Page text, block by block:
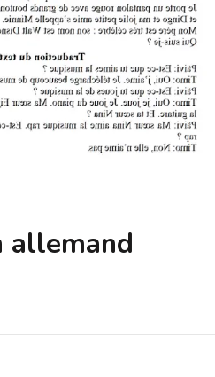
allemand